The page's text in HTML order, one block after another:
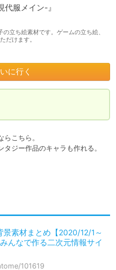
代服メイン-』
立ち絵素材です。ゲームの立ち絵、
だけます。
に行く
こちら。
ジー作品のキャラも作れる。
景素材まとめ【2020/12/1～
んなで作る二次元情報サイ
101619